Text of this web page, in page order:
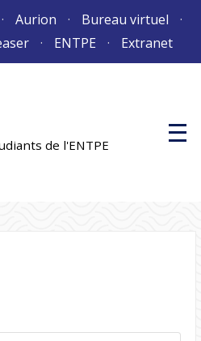
Aurion
Bureau virtuel
ENTPE Extranet
de l'ENTPE
M
e